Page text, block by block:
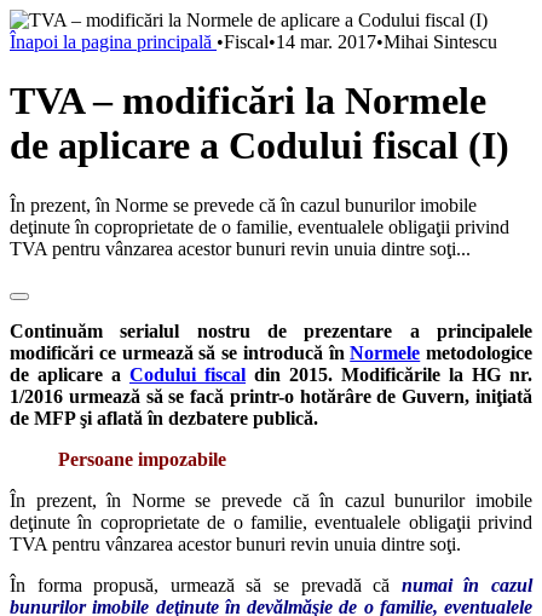
Înapoi la pagina principală •Fiscal•14 mar. 2017•Mihai Sintescu
TVA – modificări la Normele
de aplicare a Codului fiscal (I)
În prezent, în Norme se prevede că în cazul bunurilor imobile
deţinute în coproprietate de o familie, eventualele obligaţii privind
TVA pentru vânzarea acestor bunuri revin unuia dintre soţi...
Continuăm serialul nostru de prezentare a principalele
modificări ce urmează să se introducă înNormele metodologice
de aplicare a Codului fiscal din 2015. Modificările la HG nr.
1/2016 urmează să se facă printr-o hotărâre de Guvern, iniţiată
de MFP şi aflată în dezbatere publică.
Persoane impozabile
În prezent, în Norme se prevede că în cazul bunurilor imobile
deţinute în coproprietate de o familie, eventualele obligaţii privind
TVA pentru vânzarea acestor bunuri revin unuia dintre soţi.
În forma propusă, urmează să se prevadă că numai în cazul
bunurilor imobile deţinute în devălmăşie de o familie, eventualele